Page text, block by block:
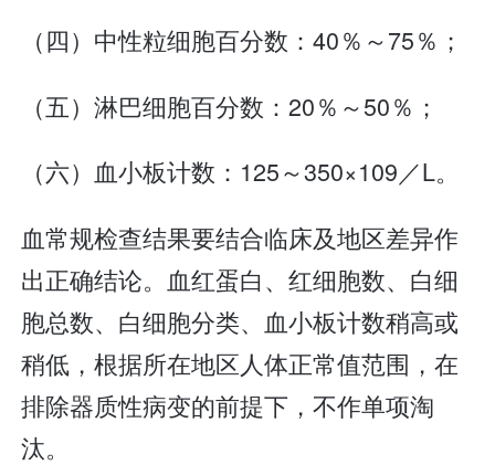
（四）中性粒细胞百分数：40％～75％；
（五）淋巴细胞百分数：20％～50％；
（六）血小板计数：125～350×109／L。
血常规检查结果要结合临床及地区差异作
出正确结论。血红蛋白、红细胞数、白细
胞总数、白细胞分类、血小板计数稍高或
稍低，根据所在地区人体正常值范围，在
排除器质性病变的前提下，不作单项淘
汰。